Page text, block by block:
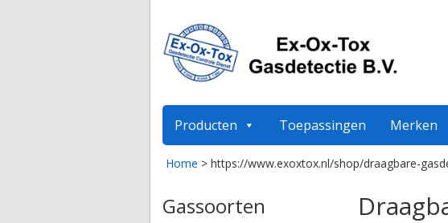
Producten Toepassingen Merken
Home >https://www.exoxtox.nl/shop/draagbare-
Gassoorten